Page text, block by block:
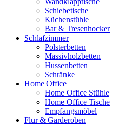
Schiebetische
Küchenstühle
Bar & Tresenhocker
Schlafzimmer
Polsterbetten
Massivholzbetten
Hussenbetten
Schränke
Home Office
Home Office Stühle
Home Office Tische
Empfangsmöbel
Flur & Garderoben